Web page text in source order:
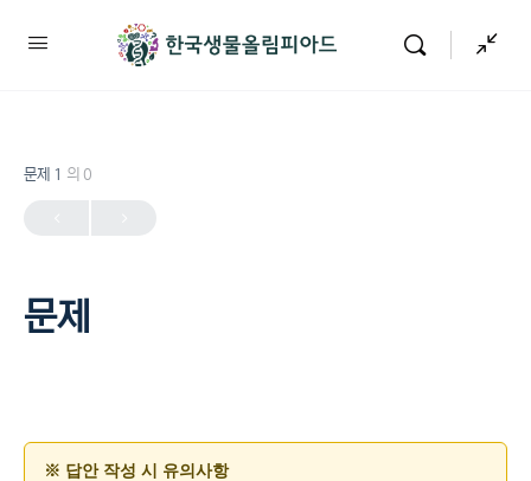
문제 1 의 0
문제
※ 답안 작성 시 유의사항